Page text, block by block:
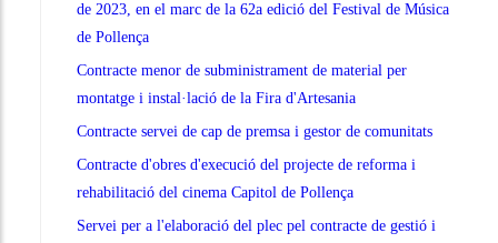
de 2023, en el marc de la 62a edició del Festival de Música
de Pollença
Contracte menor de subministrament de material per
montatge i instal·lació de la Fira d'Artesania
Contracte servei de cap de premsa i gestor de comunitats
Contracte d'obres d'execució del projecte de reforma i
rehabilitació del cinema Capitol de Pollença
Servei per a l'elaboració del plec pel contracte de gestió i